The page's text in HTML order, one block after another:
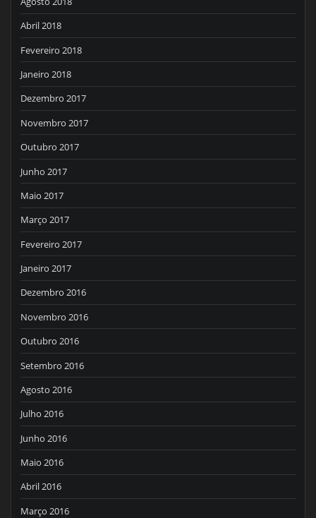
Abril 2018
Fevereiro 2018
Janeiro 2018
Dezembro 2017
Novembro 2017
Outubro 2017
Junho 2017
Maio 2017
Março 2017
Fevereiro 2017
Janeiro 2017
Dezembro 2016
Novembro 2016
Outubro 2016
Setembro 2016
Agosto 2016
Julho 2016
Junho 2016
Maio 2016
Abril 2016
Março 2016